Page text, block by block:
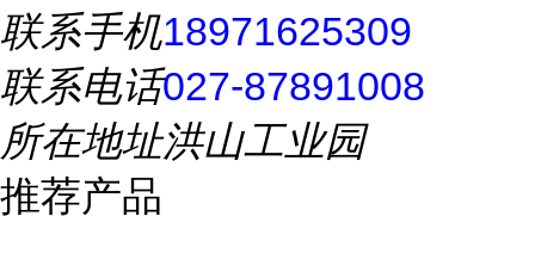
联系手机18971625309
联系电话027-87891008
所在地址洪山工业园
推荐产品